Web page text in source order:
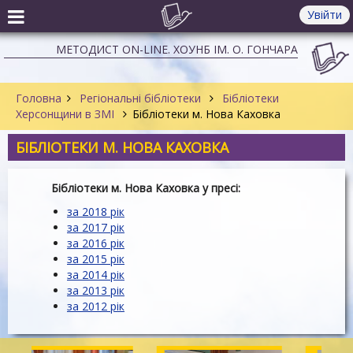
Увійти
МЕТОДИСТ ON-LINE. ХОУНБ ІМ. О. ГОНЧАРА
Головна Регіональні бібліотеки
Бібліотеки
Херсонщини в ЗМІ
Бібліотеки м. Нова Каховка
БІБЛІОТЕКИ М. НОВА КАХОВКА
Бібліотеки м. Нова Каховка у пресі:
за 2018 рік
за 2017 рік
за 2016 рік
за 2015 рік
за 2014 рік
за 2013 рік
за 2012 рік